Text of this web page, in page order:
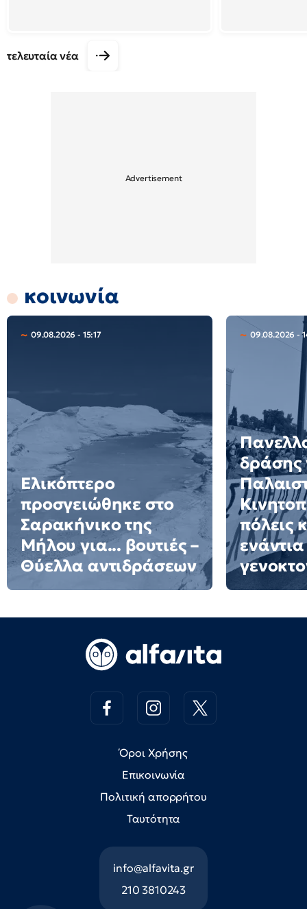
τελευταία νέα
κοινωνία
09.08.2026 - 15:17
Ελικόπτερο
προσγειώθηκε στο
Σαρακήνικο της
Μήλου για... βουτιές –
Θύελλα αντιδράσεων
09.08.2026 -
δράσης
πόλεις
Όροι Χρήσης
Επικοινωνία
Πολιτική απορρήτου
Ταυτότητα
info@alfavita.gr
210 3810243